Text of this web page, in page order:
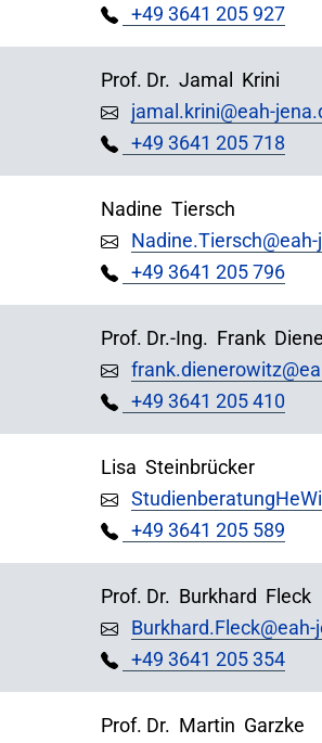
+49 3641 205 927
Prof. Dr. Jamal Krini
jamal.krini@eah-
+49 3641 205 718
Nadine Tiersch
+49 3641 205 796
Prof. Dr.-Ing. Frank
+49 3641 205 410
Lisa Steinbrücker
+49 3641 205 589
Prof. Dr. Burkhard Fleck
+49 3641 205 354
Prof. Dr. Martin Garzke